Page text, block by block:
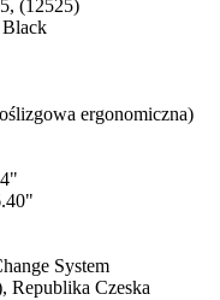
(12525)
ergonomiczna)
System
Republika Czeska